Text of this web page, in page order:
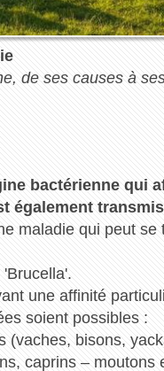
de ses causes à
bactérienne qui
également
maladie qui peut se
une affinité
soient possibles :
(vaches, bisons,
caprins – moutons